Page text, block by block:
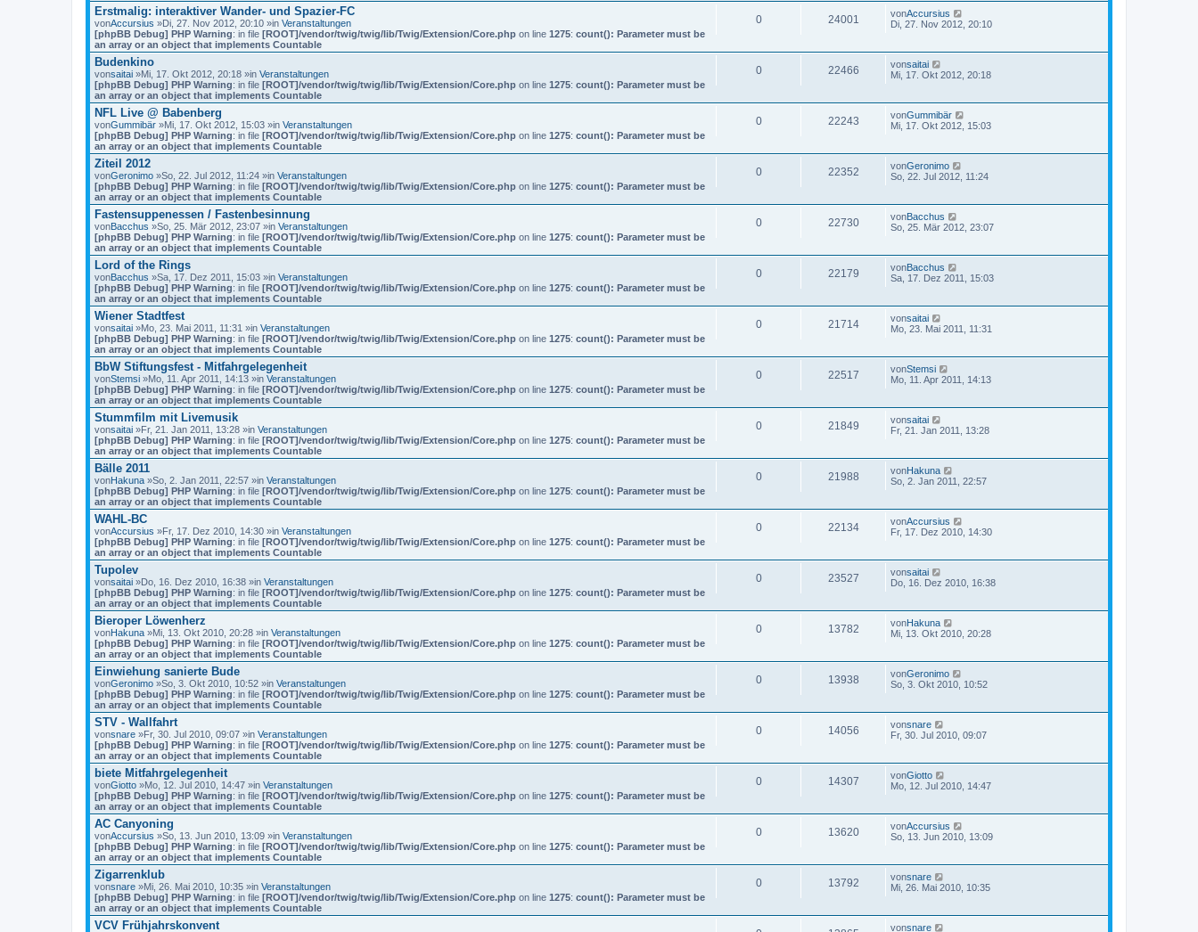
Erstmalig: interaktiver Wander- und Spazier-FC
vonAccursius »Di, 27. Nov 2012, 20:10 »in Veranstaltungen
[phpBB Debug] PHP Warning: in file [ROOT]/vendor/twig/twig/lib/Twig/Extension/Core.php on line 1275: count(): Parameter must be
an array or an object that implements Countable
0 24001 vonAccursius
Di, 27. Nov 2012, 20:10
Budenkino
vonsaitai »Mi, 17. Okt 2012, 20:18 »in Veranstaltungen
[phpBB Debug] PHP Warning: in file [ROOT]/vendor/twig/twig/lib/Twig/Extension/Core.php on line 1275: count(): Parameter must be
an array or an object that implements Countable
0 22466 vonsaitai
Mi, 17. Okt 2012, 20:18
NFL Live @ Babenberg
vonGummibär »Mi, 17. Okt 2012, 15:03 »in Veranstaltungen
[phpBB Debug] PHP Warning: in file [ROOT]/vendor/twig/twig/lib/Twig/Extension/Core.php on line 1275: count(): Parameter must be
an array or an object that implements Countable
0 22243 vonGummibär
Mi, 17. Okt 2012, 15:03
Ziteil 2012
vonGeronimo »So, 22. Jul 2012, 11:24 »in Veranstaltungen
[phpBB Debug] PHP Warning: in file [ROOT]/vendor/twig/twig/lib/Twig/Extension/Core.php on line 1275: count(): Parameter must be
an array or an object that implements Countable
0 22352 vonGeronimo
So, 22. Jul 2012, 11:24
Fastensuppenessen / Fastenbesinnung
vonBacchus »So, 25. Mär 2012, 23:07 »in Veranstaltungen
[phpBB Debug] PHP Warning: in file [ROOT]/vendor/twig/twig/lib/Twig/Extension/Core.php on line 1275: count(): Parameter must be
an array or an object that implements Countable
0 22730 vonBacchus
So, 25. Mär 2012, 23:07
Lord of the Rings
vonBacchus »Sa, 17. Dez 2011, 15:03 »in Veranstaltungen
[phpBB Debug] PHP Warning: in file [ROOT]/vendor/twig/twig/lib/Twig/Extension/Core.php on line 1275: count(): Parameter must be
an array or an object that implements Countable
0 22179 vonBacchus
Sa, 17. Dez 2011, 15:03
Wiener Stadtfest
vonsaitai »Mo, 23. Mai 2011, 11:31 »in Veranstaltungen
[phpBB Debug] PHP Warning: in file [ROOT]/vendor/twig/twig/lib/Twig/Extension/Core.php on line 1275: count(): Parameter must be
an array or an object that implements Countable
0 21714 vonsaitai
Mo, 23. Mai 2011, 11:31
BbW Stiftungsfest - Mitfahrgelegenheit
vonStemsi »Mo, 11. Apr 2011, 14:13 »in Veranstaltungen
[phpBB Debug] PHP Warning: in file [ROOT]/vendor/twig/twig/lib/Twig/Extension/Core.php on line 1275: count(): Parameter must be
an array or an object that implements Countable
0 22517 vonStemsi
Mo, 11. Apr 2011, 14:13
Stummfilm mit Livemusik
vonsaitai »Fr, 21. Jan 2011, 13:28 »in Veranstaltungen
[phpBB Debug] PHP Warning: in file [ROOT]/vendor/twig/twig/lib/Twig/Extension/Core.php on line 1275: count(): Parameter must be
an array or an object that implements Countable
0 21849 vonsaitai
Fr, 21. Jan 2011, 13:28
Bälle 2011
vonHakuna »So, 2. Jan 2011, 22:57 »in Veranstaltungen
[phpBB Debug] PHP Warning: in file [ROOT]/vendor/twig/twig/lib/Twig/Extension/Core.php on line 1275: count(): Parameter must be
an array or an object that implements Countable
0 21988 vonHakuna
So, 2. Jan 2011, 22:57
WAHL-BC
vonAccursius »Fr, 17. Dez 2010, 14:30 »in Veranstaltungen
[phpBB Debug] PHP Warning: in file [ROOT]/vendor/twig/twig/lib/Twig/Extension/Core.php on line 1275: count(): Parameter must be
an array or an object that implements Countable
0 22134 vonAccursius
Fr, 17. Dez 2010, 14:30
Tupolev
vonsaitai »Do, 16. Dez 2010, 16:38 »in Veranstaltungen
[phpBB Debug] PHP Warning: in file [ROOT]/vendor/twig/twig/lib/Twig/Extension/Core.php on line 1275: count(): Parameter must be
an array or an object that implements Countable
0 23527 vonsaitai
Do, 16. Dez 2010, 16:38
Bieroper Löwenherz
vonHakuna »Mi, 13. Okt 2010, 20:28 »in Veranstaltungen
[phpBB Debug] PHP Warning: in file [ROOT]/vendor/twig/twig/lib/Twig/Extension/Core.php on line 1275: count(): Parameter must be
an array or an object that implements Countable
0 13782 vonHakuna
Mi, 13. Okt 2010, 20:28
Einwiehung sanierte Bude
vonGeronimo »So, 3. Okt 2010, 10:52 »in Veranstaltungen
[phpBB Debug] PHP Warning: in file [ROOT]/vendor/twig/twig/lib/Twig/Extension/Core.php on line 1275: count(): Parameter must be
an array or an object that implements Countable
0 13938 vonGeronimo
So, 3. Okt 2010, 10:52
STV - Wallfahrt
vonsnare »Fr, 30. Jul 2010, 09:07 »in Veranstaltungen
[phpBB Debug] PHP Warning: in file [ROOT]/vendor/twig/twig/lib/Twig/Extension/Core.php on line 1275: count(): Parameter must be
an array or an object that implements Countable
0 14056 vonsnare
Fr, 30. Jul 2010, 09:07
biete Mitfahrgelegenheit
vonGiotto »Mo, 12. Jul 2010, 14:47 »in Veranstaltungen
[phpBB Debug] PHP Warning: in file [ROOT]/vendor/twig/twig/lib/Twig/Extension/Core.php on line 1275: count(): Parameter must be
an array or an object that implements Countable
0 14307 vonGiotto
Mo, 12. Jul 2010, 14:47
AC Canyoning
vonAccursius »So, 13. Jun 2010, 13:09 »in Veranstaltungen
[phpBB Debug] PHP Warning: in file [ROOT]/vendor/twig/twig/lib/Twig/Extension/Core.php on line 1275: count(): Parameter must be
an array or an object that implements Countable
0 13620 vonAccursius
So, 13. Jun 2010, 13:09
Zigarrenklub
vonsnare »Mi, 26. Mai 2010, 10:35 »in Veranstaltungen
[phpBB Debug] PHP Warning: in file [ROOT]/vendor/twig/twig/lib/Twig/Extension/Core.php on line 1275: count(): Parameter must be
an array or an object that implements Countable
0 13792 vonsnare
Mi, 26. Mai 2010, 10:35
VCV Frühjahrskonvent vonsnare